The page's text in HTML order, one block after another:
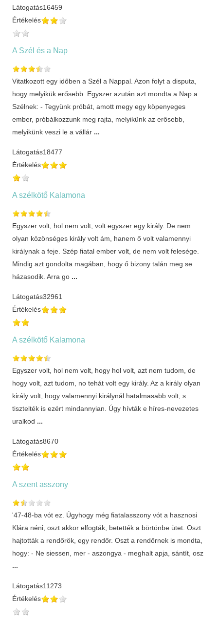
Látogatás16459
Értékelés
A Szél és a Nap
Vitatkozott egy időben a Szél a Nappal. Azon folyt a disputa,
hogy melyikük erősebb. Egyszer azután azt mondta a Nap a
Szélnek: - Tegyünk próbát, amott megy egy köpenyeges
ember, próbálkozzunk meg rajta, melyikünk az erősebb,
melyikünk veszi le a vállár ...
Látogatás18477
Értékelés
A szélkötő Kalamona
Egyszer volt, hol nem volt, volt egyszer egy király. De nem
olyan közönséges király volt ám, hanem ő volt valamennyi
királynak a feje. Szép fiatal ember volt, de nem volt felesége.
Mindig azt gondolta magában, hogy ő bizony talán meg se
házasodik. Arra go ...
Látogatás32961
Értékelés
A szélkötő Kalamona
Egyszer volt, hol nem volt, hogy hol volt, azt nem tudom, de
hogy volt, azt tudom, no tehát volt egy király. Az a király olyan
király volt, hogy valamennyi királynál hatalmasabb volt, s
tisztelték is ezért mindannyian. Úgy hívták e híres-nevezetes
uralkod ...
Látogatás8670
Értékelés
A szent asszony
'47-48-ba vót ez. Úgyhogy még fiatalasszony vót a hasznosi
Klára néni, oszt akkor elfogták, betették a börtönbe ütet. Oszt
hajtották a rendőrök, egy rendőr. Oszt a rendőrnek is mondta,
hogy: - Ne siessen, mer - aszongya - meghalt apja, sántít, osz
...
Látogatás11273
Értékelés